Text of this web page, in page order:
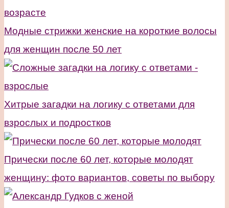
Модные стрижки женские на короткие волосы
для женщин после 50 лет
Хитрые загадки на логику с ответами для
взрослых и подростков
Прически после 60 лет, которые молодят
женщину: фото вариантов, советы по выбору